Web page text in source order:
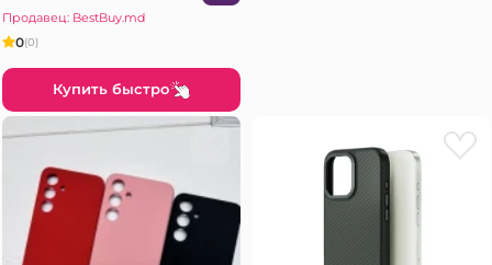
Продавец: BestBuy.md
0(0)
Купить быстро